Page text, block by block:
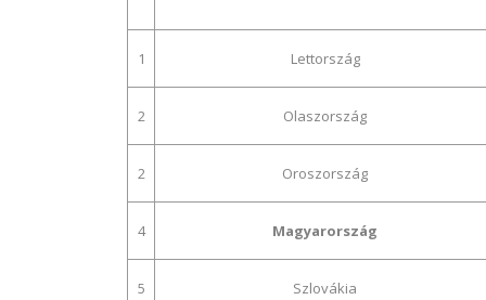
1 Lettország
2 Olaszország
2 Oroszország
4 Magyarország
5 Szlovákia